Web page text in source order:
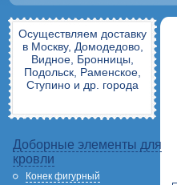
Осуществляем доставку
в Москву, Домодедово,
Видное, Бронницы,
Подольск, Раменское,
Ступино и др. города
Доборные элементы для
кровли
Конек фигурный